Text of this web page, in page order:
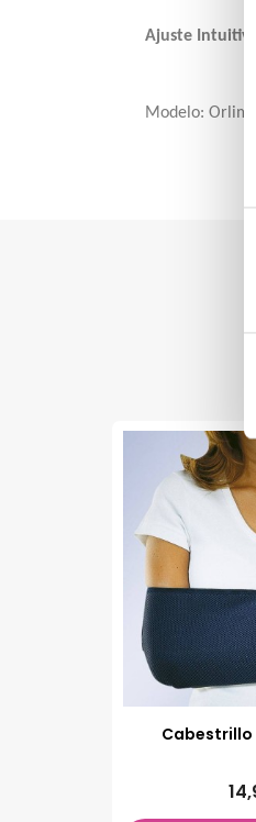
Ajuste Intuitivo:
Modelo: